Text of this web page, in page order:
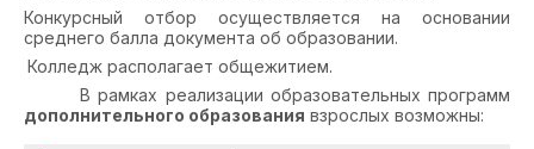
Конкурсный отбор осуществляется на основании
среднего балла документа об образовании.
Колледж располагает общежитием.
В рамках реализации образовательных программ
дополнительного образования взрослых возможны: